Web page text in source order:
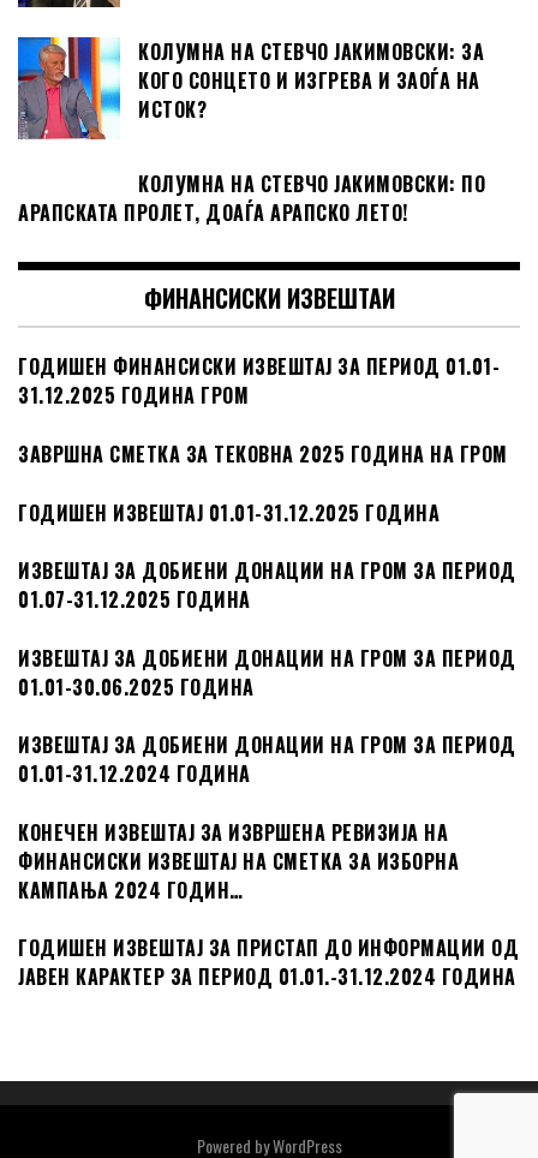
КОЛУМНА НА СТЕВЧО ЈАКИМОВСКИ: ЗА
КОГО СОНЦЕТО И ИЗГРЕВА И ЗАОЃА НА
ИСТОК?
КОЛУМНА НА СТЕВЧО ЈАКИМОВСКИ: ПО
АРАПСКАТА ПРОЛЕТ, ДОАЃА АРАПСКО ЛЕТО!
ФИНАНСИСКИ ИЗВЕШТАИ
ГОДИШЕН ФИНАНСИСКИ ИЗВЕШТАЈ ЗА ПЕРИОД 01.01-
31.12.2025 ГОДИНА ГРОМ
ЗАВРШНА СМЕТКА ЗА ТЕКОВНА 2025 ГОДИНА НА ГРОМ
ГОДИШЕН ИЗВЕШТАЈ 01.01-31.12.2025 ГОДИНА
ИЗВЕШТАЈ ЗА ДОБИЕНИ ДОНАЦИИ НА ГРОМ ЗА ПЕРИОД
01.07-31.12.2025 ГОДИНА
ИЗВЕШТАЈ ЗА ДОБИЕНИ ДОНАЦИИ НА ГРОМ ЗА ПЕРИОД
01.01-30.06.2025 ГОДИНА
ИЗВЕШТАЈ ЗА ДОБИЕНИ ДОНАЦИИ НА ГРОМ ЗА ПЕРИОД
01.01-31.12.2024 ГОДИНА
КОНЕЧЕН ИЗВЕШТАЈ ЗА ИЗВРШЕНА РЕВИЗИЈА НА
ФИНАНСИСКИ ИЗВЕШТАЈ НА СМЕТКА ЗА ИЗБОРНА
КАМПАЊА 2024 ГОДИН…
ГОДИШЕН ИЗВЕШТАЈ ЗА ПРИСТАП ДО ИНФОРМАЦИИ ОД
ЈАВЕН КАРАКТЕР ЗА ПЕРИОД 01.01.-31.12.2024 ГОДИНА
Powered byWordPress